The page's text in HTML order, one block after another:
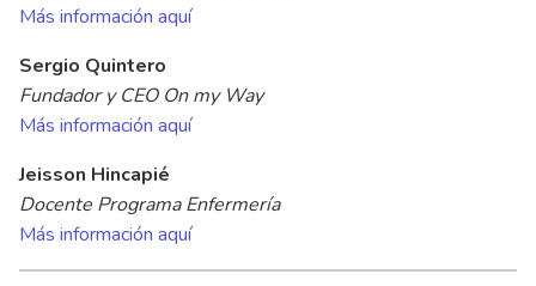
Más información aquí
Sergio Quintero
Fundador y CEO On my Way
Más información aquí
Jeisson Hincapié
Docente Programa Enfermería
Más información aquí